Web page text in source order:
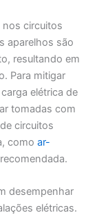
nos circuitos
aparelhos são
resultando em
Para mitigar
elétrica de
tomadas com
circuitos
comoar-
desempenhar
elétricas.